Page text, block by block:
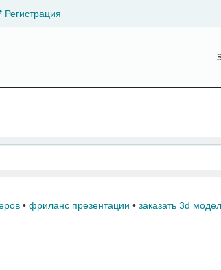
Регистрация
• фриланс презентации • заказать 3d